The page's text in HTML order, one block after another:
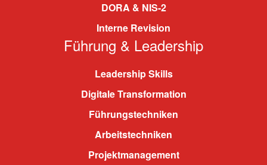
DORA & NIS-2
Interne Revision
Führung & Leadership
Leadership Skills
Digitale Transformation
Führungstechniken
Arbeitstechniken
Projektmanagement